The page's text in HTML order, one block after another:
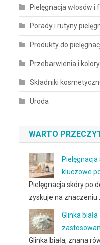
Pielęgnacja włosów i
Porady i rutyny
Produkty do
Przebarwienia i
Składniki
Uroda
WARTO
kluczowe
Pielęgnacja skóry po
zyskuje na znaczeniu …
Glinka
Glinka biała, znana